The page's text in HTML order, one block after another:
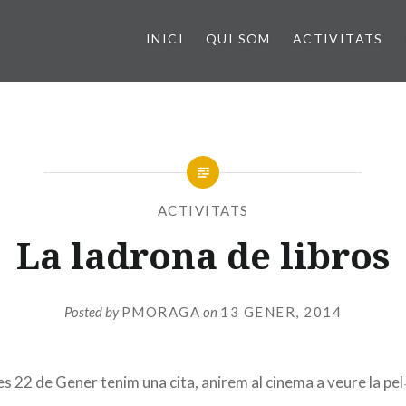
INICI QUI SOM ACTIVITATS
ACTIVITATS
La ladrona de libros
Posted byPMORAGA on 13 GENER, 2014
22 de Gener tenim una cita, anirem al cinema a veure la pel